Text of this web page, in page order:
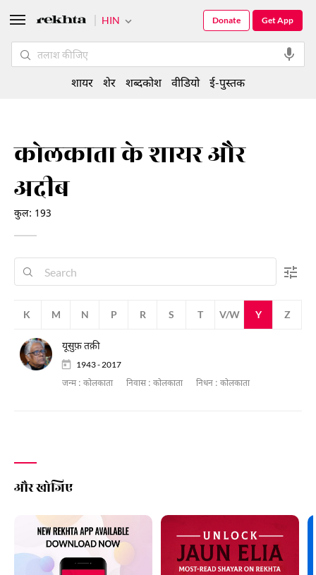
कोलकाता के शायर और
अदीब
कुल: 193
K M N P R S T V/W Y Z
यूसुफ़ तक़ी
1943 - 2017
जन्म : कोलकाता निवास : कोलकाता निधन : कोलकाता
और खोजिए
HIN Get App
Donate
शायर शेर शब्दकोश वीडियो ई-पुस्तक